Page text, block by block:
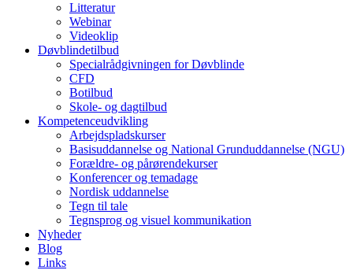
Litteratur
Webinar
Videoklip
Døvblindetilbud
Specialrådgivningen for Døvblinde
CFD
Botilbud
Skole- og dagtilbud
Kompetenceudvikling
Arbejdspladskurser
Basisuddannelse og National Grunduddannelse (NGU)
Forældre- og pårørendekurser
Konferencer og temadage
Nordisk uddannelse
Tegn til tale
Tegnsprog og visuel kommunikation
Nyheder
Blog
Links